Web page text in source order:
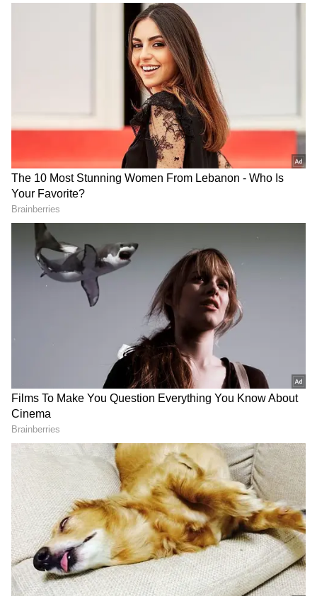
வலிக்கின்றனவா? கியர் மாற்றும்போது
கிளட்சும் ஆக்சிலரேட்டரும் ஒத்திசைவாகச்
செயல்படாமல் பைக் நின்றுவிடுகிறதா?
இனி நீங்கள் அந்தப் பதற்றத்தைத்
தாங்கிக்கொள்ள வேண்டியதில்லை.
ஏனென்றால், ஜப்பானிய வாகன
உற்பத்தியாளரான ஹோண்டா, தனது
மிகவும் பிரபலமான அட்வென்ச்சர் டூரர்
பைக்கான 'ஹோண்டா NX500'-ஐ, சமீபத்திய
புரட்சிகரமான தொழில்நுட்பத்துடன் கூடிய
புதிய இ-கிளட்ச் வேரியண்ட்டில் இந்திய
சந்தைக்குக் கொண்டு வந்துள்ளது. இந்த
புதிய தொழில்நுட்பம் என்ன? இதன்
நன்மைகள் உங்களுக்குத் தெரியுமா?
ஏசியாநெட் தமிழ்-ஐ உங்கள் முதன்மைத்
தேர்வாக்குங்கள்